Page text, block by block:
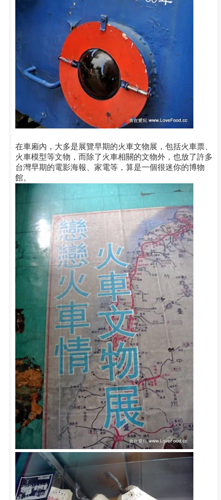
在車廂內，大多是展覽早期的火車文物展，包括火車票、
火車模型等文物，而除了火車相關的文物外，也放了許多
台灣早期的電影海報、家電等，算是一個很迷你的博物
館。